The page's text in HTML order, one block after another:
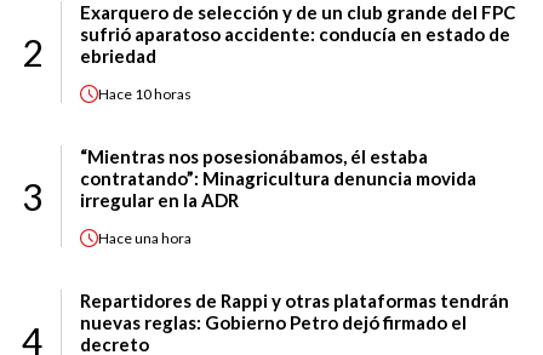
2
Exarquero de selección y de un club grande del FPC
sufrió aparatoso accidente: conducía en estado de
ebriedad
Hace 10 horas
3
“Mientras nos posesionábamos, él estaba
contratando”: Minagricultura denuncia movida
irregular en la ADR
Haceuna hora
4
Repartidores de Rappi y otras plataformas tendrán
nuevas reglas: Gobierno Petro dejó firmado el
decreto